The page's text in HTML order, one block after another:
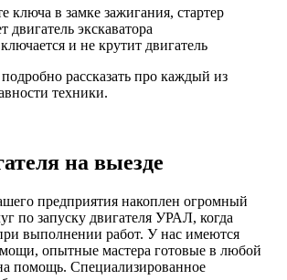
ключа в замке зажигания, стартер
двигатель экскаватора
и не крутит двигатель
рассказать про каждый из
техники.
на выезде
предприятия накоплен огромный
по запуску двигателя УРАЛ, когда
выполнении работ. У нас имеются
опытные мастера готовые в любой
помощь. Специализированное